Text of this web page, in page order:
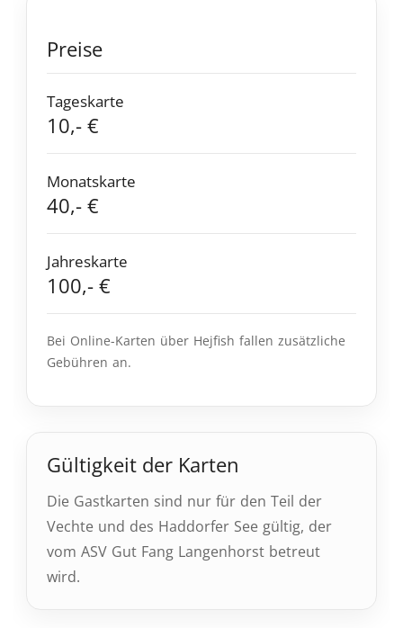
Preise
Tageskarte
10,- €
Monatskarte
40,- €
Jahreskarte
100,- €
Bei Online-Karten über Hejfish fallen zusätzliche
Gebühren an.
Gültigkeit der Karten
Die Gastkarten sind nur für den Teil der
Vechte und des Haddorfer See gültig, der
vom ASV Gut Fang Langenhorst betreut
wird.